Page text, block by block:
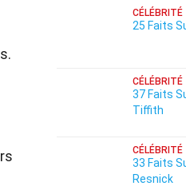
CÉLÉBRITÉ
25 Faits
CÉLÉBRITÉ
37 Faits
Tiffith
CÉLÉBRITÉ
33 Faits
Resnick